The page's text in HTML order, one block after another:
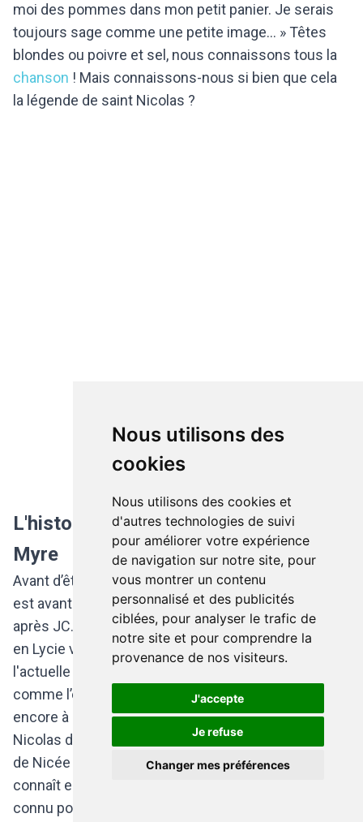
Nous utilisons des
cookies
Nous utilisons des cookies et
d'autres technologies de suivi
pour améliorer votre expérience
de navigation sur notre site, pour
vous montrer un contenu
personnalisé et des publicités
ciblées, pour analyser le trafic de
notre site et pour comprendre la
provenance de nos visiteurs.
J'accepte
Je refuse
Changer mes préférences
moi des pommes dans mon petit panier. Je serais
toujours sage comme une petite image… » Têtes
blondes ou poivre et sel, nous connaissons tous la
chanson ! Mais connaissons-nous si bien que cela
la légende de saint Nicolas ?
L'histoire de saint Nicolas, évêque de
Myre
Avant d’être notre personnage préféré, saint Nicolas
est avant tout l’évêque de la ville Myre au IIIe siècle
après JC. Il serait né dans la ville portuaire de Patare
en Lycie vers l’an 250 (cette région est située dans
l'actuelle Turquie). A l’époque, le plateau anatolien,
comme l’ensemble de l’Asie mineure, appartient
encore à l’empire romain d’Orient de langue grecque.
Nicolas de Myre aurait participé au premier concile
de Nicée qui a façonné le christianisme que l’on
connaît encore aujourd’hui. Déjà à l’époque, il était
connu pour être le protecteur des enfants, des